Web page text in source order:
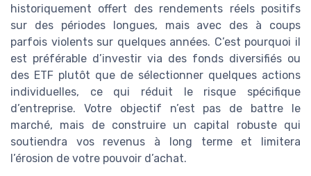
historiquement offert des rendements réels positifs
sur des périodes longues, mais avec des à coups
parfois violents sur quelques années. C’est pourquoi il
est préférable d’investir via des fonds diversifiés ou
des ETF plutôt que de sélectionner quelques actions
individuelles, ce qui réduit le risque spécifique
d’entreprise. Votre objectif n’est pas de battre le
marché, mais de construire un capital robuste qui
soutiendra vos revenus à long terme et limitera
l’érosion de votre pouvoir d’achat.